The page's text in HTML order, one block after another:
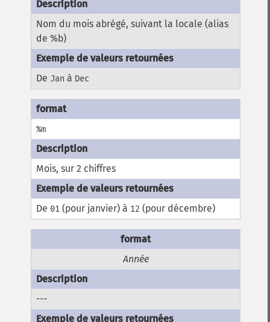
Nom du mois abrégé, suivant la locale (alias
de %b)
De Jan à Dec
%m
Mois, sur 2 chiffres
De 01 (pour janvier) à 12 (pour décembre)
Année
---